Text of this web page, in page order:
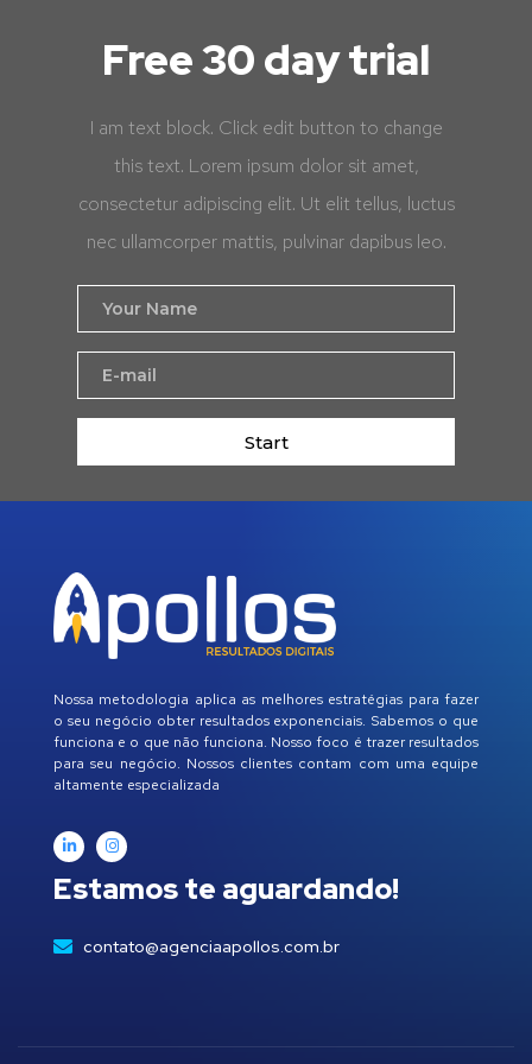
Free 30 day trial
I am text block. Click edit button to change
this text. Lorem ipsum dolor sit amet,
consectetur adipiscing elit. Ut elit tellus, luctus
nec ullamcorper mattis, pulvinar dapibus leo.
Start
Nossa metodologia aplica as melhores estratégias para fazer
o seu negócio obter resultados exponenciais. Sabemos o que
funciona e o que não funciona. Nosso foco é trazer resultados
para seu negócio. Nossos clientes contam com uma equipe
altamente especializada
Estamos te aguardando!
contato@agenciaapollos.com.br